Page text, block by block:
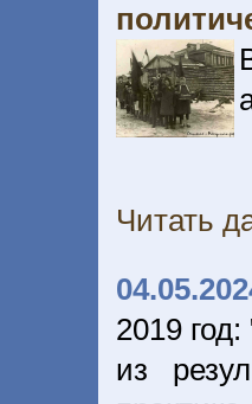
Читать
2019
из